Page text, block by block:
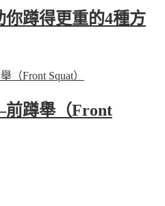
你蹲得更重的4種方
蹲舉（Front